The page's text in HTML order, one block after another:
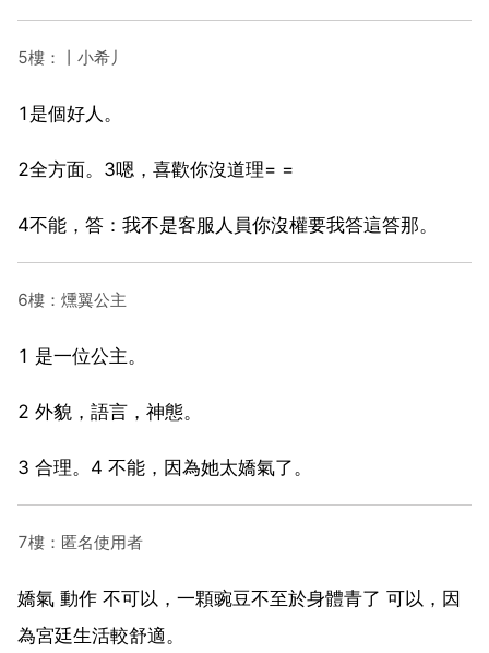
5樓：丨小希丿
1是個好人。
2全方面。3嗯，喜歡你沒道理= =
4不能，答：我不是客服人員你沒權要我答這答那。
6樓：燻翼公主
1 是一位公主。
2 外貌，語言，神態。
3 合理。4 不能，因為她太嬌氣了。
7樓：匿名使用者
嬌氣 動作 不可以，一顆豌豆不至於身體青了 可以，因
為宮廷生活較舒適。